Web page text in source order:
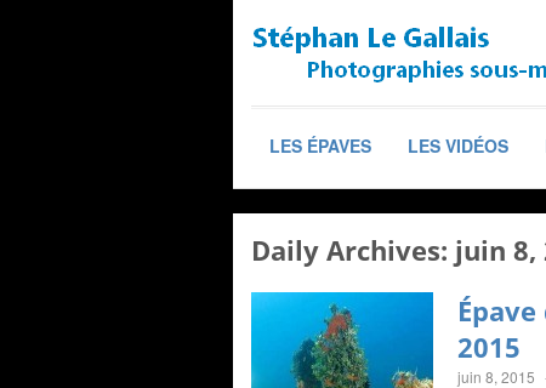
LES ÉPAVES LES VIDÉOS
Daily Archives: juin 8,
2015
juin 8, 2015